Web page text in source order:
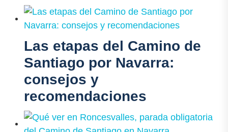
Las etapas del Camino de
Santiago por Navarra:
consejos y
recomendaciones